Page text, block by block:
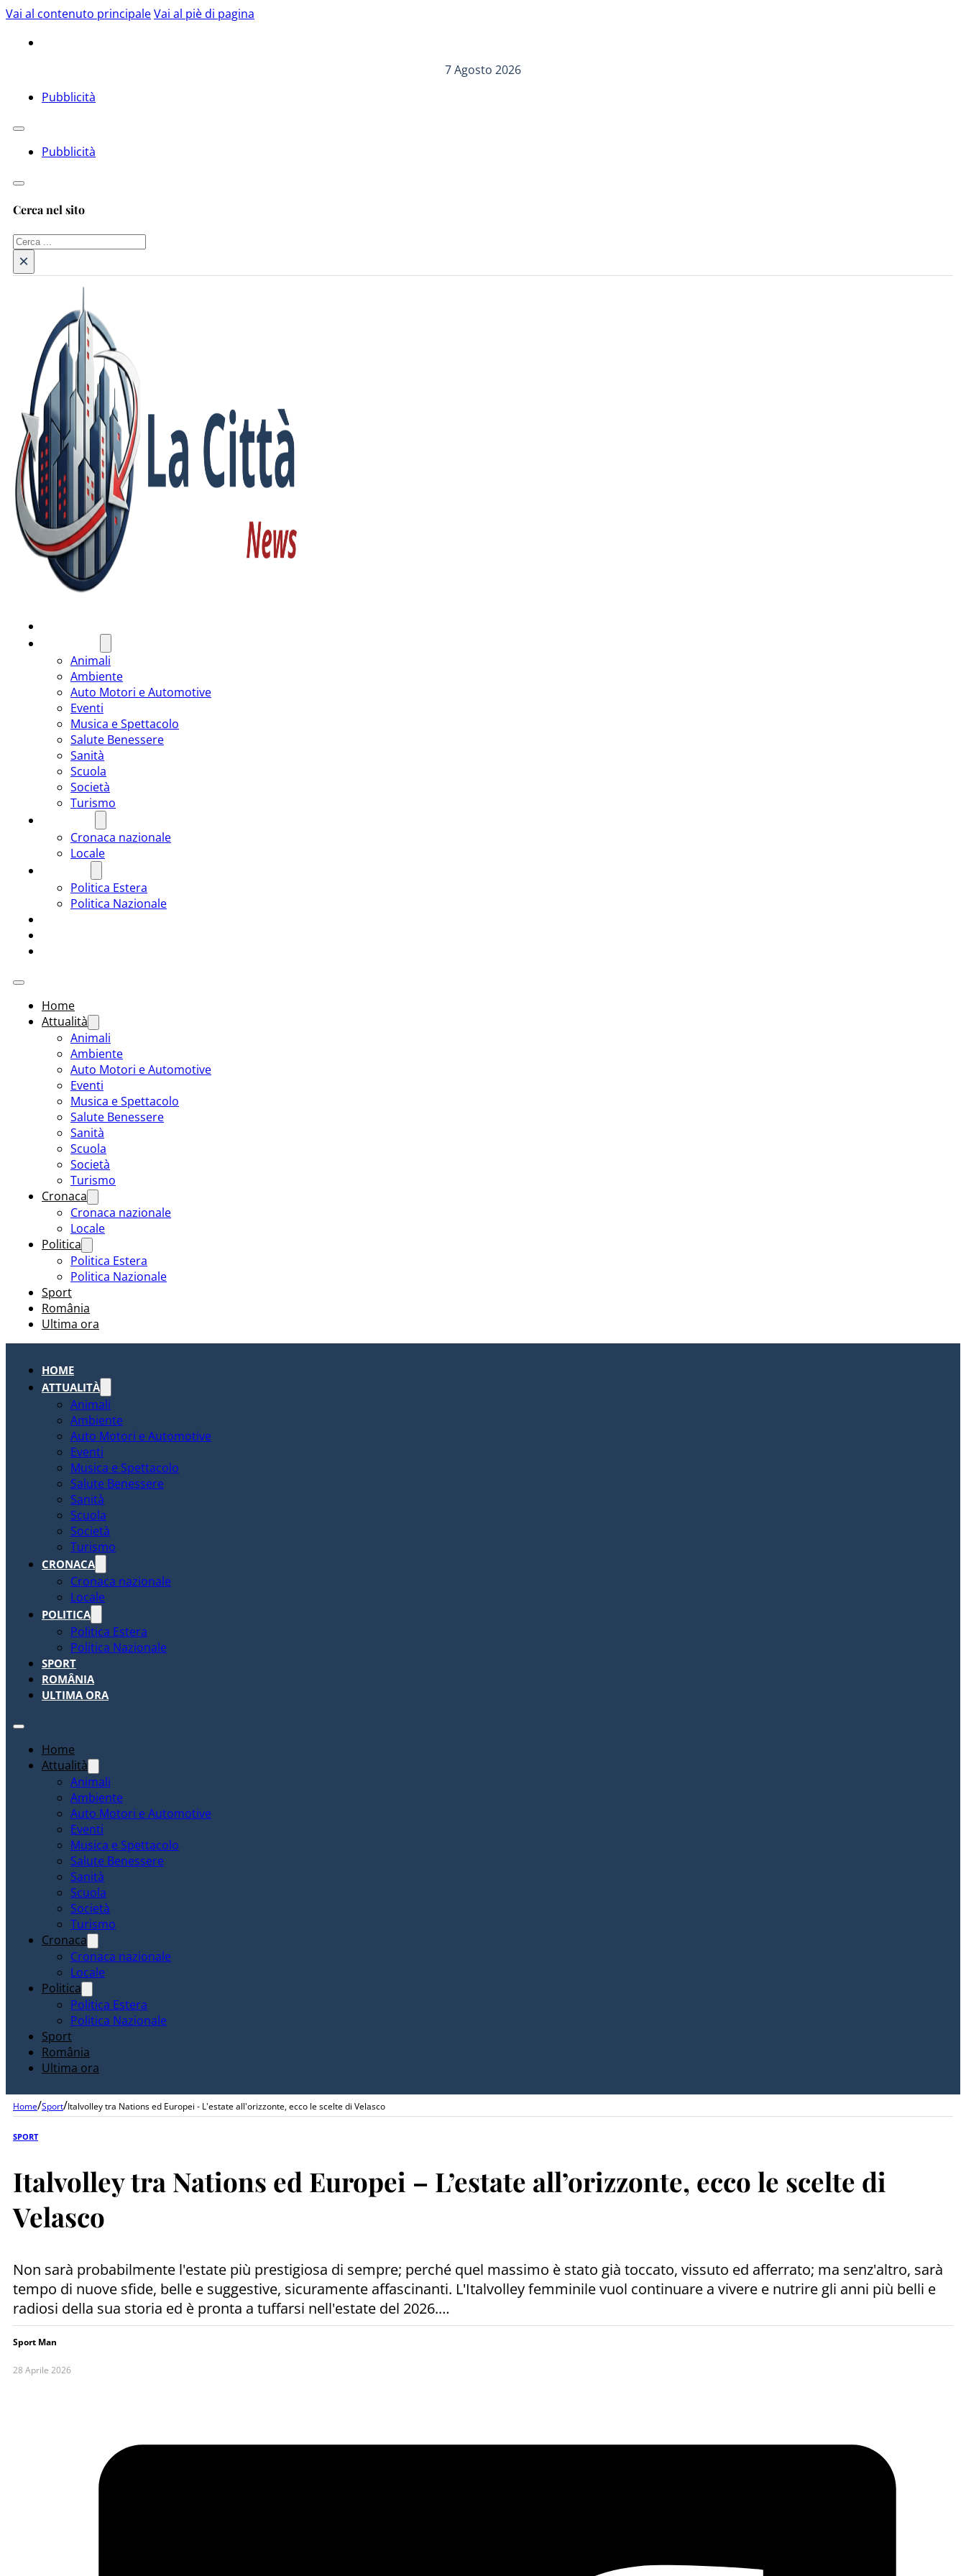
Vai al contenuto principaleVai al piè di pagina
7 Agosto 2026
Pubblicità
Pubblicità
Cerca nel sito
Cerca
×
Animali
Ambiente
Auto Motori e Automotive
Eventi
Musica e Spettacolo
Salute Benessere
Sanità
Scuola
Società
Turismo
Cronaca nazionale
Locale
Politica Estera
Politica Nazionale
Home
Attualità
Animali
Ambiente
Auto Motori e Automotive
Eventi
Musica e Spettacolo
Salute Benessere
Sanità
Scuola
Società
Turismo
Cronaca
Cronaca nazionale
Locale
Politica
Politica Estera
Politica Nazionale
Sport
România
Ultima ora
HOME
ATTUALITÀ
Animali
Ambiente
Auto Motori e Automotive
Eventi
Musica e Spettacolo
Salute Benessere
Sanità
Scuola
Società
Turismo
CRONACA
Cronaca nazionale
Locale
POLITICA
Politica Estera
Politica Nazionale
SPORT
ROMÂNIA
ULTIMA ORA
Home
Attualità
Animali
Ambiente
Auto Motori e Automotive
Eventi
Musica e Spettacolo
Salute Benessere
Sanità
Scuola
Società
Turismo
Cronaca
Cronaca nazionale
Locale
Politica
Politica Estera
Politica Nazionale
Sport
România
Ultima ora
Home/Sport/Italvolley tra Nations ed Europei - L'estate all'orizzonte, ecco le scelte di Velasco
SPORT
Italvolley tra Nations ed Europei – L’estate all’orizzonte, ecco le scelte di
Velasco
Non sarà probabilmente l'estate più prestigiosa di sempre; perché quel massimo è stato già toccato, vissuto ed afferrato; ma senz'altro, sarà
tempo di nuove sfide, belle e suggestive, sicuramente affascinanti. L'Italvolley femminile vuol continuare a vivere e nutrire gli anni più belli e
radiosi della sua storia ed è pronta a tuffarsi nell'estate del 2026.…
Sport Man
28 Aprile 2026